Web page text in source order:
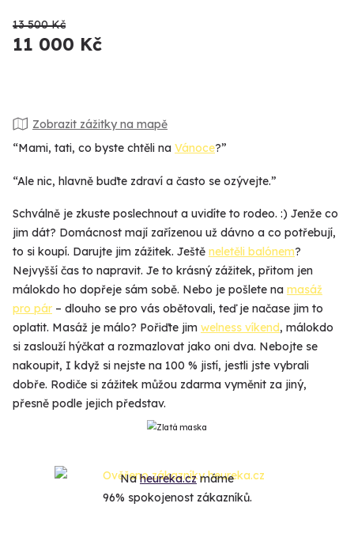
13 500 Kč
11 000 Kč
Zobrazit zážitky na mapě
“Mami, tati, co byste chtěli na Vánoce?”
“Ale nic, hlavně buďte zdraví a často se ozývejte.”
Schválně je zkuste poslechnout a uvidíte to rodeo. :) Jenže co
jim dát? Domácnost mají zařízenou už dávno a co potřebují,
to si koupí. Darujte jim zážitek. Ještě neletěli balónem?
Nejvyšší čas to napravit. Je to krásný zážitek, přitom jen
málokdo ho dopřeje sám sobě. Nebo je pošlete na masáž
pro pár – dlouho se pro vás obětovali, teď je načase jim to
oplatit. Masáž je málo? Pořiďte jim welness víkend, málokdo
si zaslouží hýčkat a rozmazlovat jako oni dva. Nebojte se
nakoupit, I když si nejste na 100 % jistí, jestli jste vybrali
dobře. Rodiče si zážitek můžou zdarma vyměnit za jiný,
přesně podle jejich představ.
Naheureka.czmáme
96% spokojenost zákazníků.